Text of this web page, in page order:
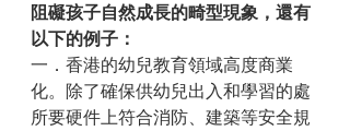
阻礙孩子自然成長的畸型現象，還有
以下的例子：
一．香港的幼兒教育領域高度商業
化。除了確保供幼兒出入和學習的處
所要硬件上符合消防、建築等安全規